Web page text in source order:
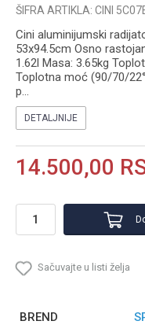
ŠIFRA ARTIKLA: CINI
Cini aluminijumski
53x94.5cm Osno
1.62l Masa: 3.65kg
Toplotna moć (90/70/
p...
DETALJNIJE
14.500,00
Sačuvajte u listi želja
BREND